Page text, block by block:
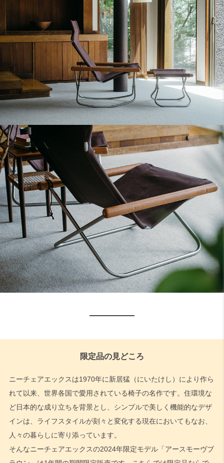
限定品の見どころ
ニーチェアエックスは1970年に新居猛（にいたけし）により作ら
れて以来、世界各国で愛用されている椅子の名作です。住環境な
ど日本的な成り立ちを背景とし、シンプルで美しく機能的なデザ
インは、ライフスタイルが刻々と変化する現在においてもなお、
人々の暮らしに寄り添っています。
そんなニーチェアエックスの2024年限定モデル「アースモーヴブ